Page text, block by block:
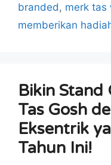
branded, merk tas
memberikan
Bikin Stand
Tas Gosh
Eksentrik
Tahun Ini!